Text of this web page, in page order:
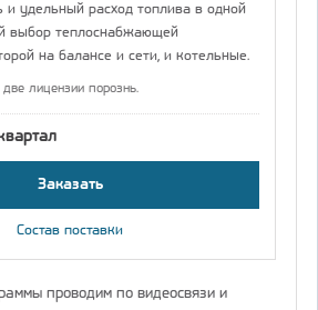
и удельный расход топлива в одной
выбор теплоснабжающей
на балансе и сети, и котельные.
лицензии порознь.
Заказать
Состав поставки
проводим по видеосвязи и